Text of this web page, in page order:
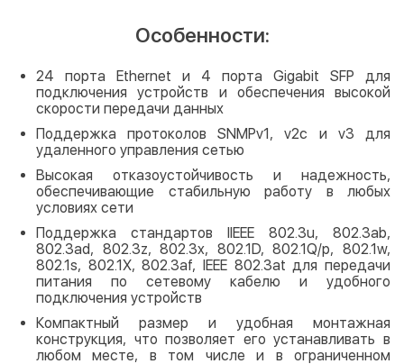
Особенности:
24 порта Ethernet и 4 порта Gigabit SFP для
подключения устройств и обеспечения высокой
скорости передачи данных
Поддержка протоколов SNMPv1, v2c и v3 для
удаленного управления сетью
Высокая отказоустойчивость и надежность,
обеспечивающие стабильную работу в любых
условиях сети
Поддержка стандартов IIEEE 802.3u, 802.3ab,
802.3ad, 802.3z, 802.3x, 802.1D, 802.1Q/p, 802.1w,
802.1s, 802.1X, 802.3af, IEEE 802.3at для передачи
питания по сетевому кабелю и удобного
подключения устройств
Компактный размер и удобная монтажная
конструкция, что позволяет его устанавливать в
любом месте, в том числе и в ограниченном